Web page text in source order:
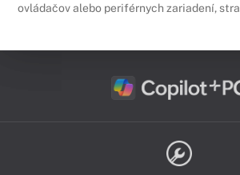
ovládačov alebo periférnych zariadení,